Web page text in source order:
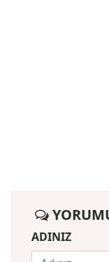
ADINIZ